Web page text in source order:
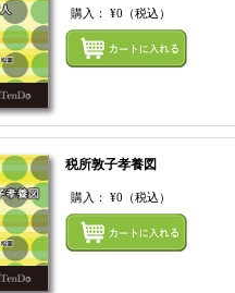
ートにいれる
購入：¥0 （税込）
トにいれる
税所敦子孝養図
購入：¥0 （税込）